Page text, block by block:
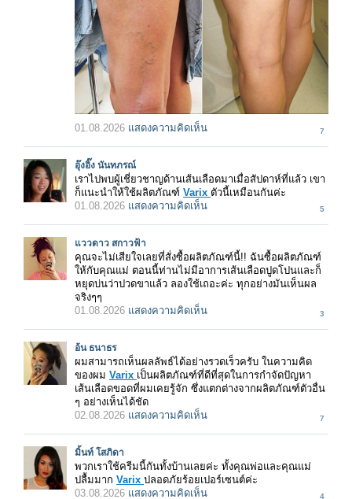
01.08.2026 แสดงความคิดเห็น 7
อุ๊งอิ๊ง นันทภรณ์
เราไปพบผู้เชี่ยวชาญด้านเส้นเลือดมาเมื่อสัปดาห์ที่แล้ว เขา
ก็แนะนำให้ใช้ผลิตภัณฑ์ Varix ตัวนี้เหมือนกันค่ะ
01.08.2026 แสดงความคิดเห็น 5
แววดาว สกาวฟ้า
คุณจะไม่เสียใจเลยที่สั่งซื้อผลิตภัณฑ์นี้!! ฉันซื้อผลิตภัณฑ์
ให้กับคุณแม่ ตอนนี้ท่านไม่มีอาการเส้นเลือดปูดโปนและก็
หยุดบ่นว่าปวดขาแล้ว ลองใช้เถอะค่ะ ทุกอย่างมันเห็นผล
จริงๆๆ
01.08.2026 แสดงความคิดเห็น 3
อ้น ธนาธร
ผมสามารถเห็นผลลัพธ์ได้อย่างรวดเร็วครับ ในความคิด
ของผม Varix เป็นผลิตภัณฑ์ที่ดีที่สุดในการกำจัดปัญหา
เส้นเลือดขอดที่ผมเคยรู้จัก ซึ่งแตกต่างจากผลิตภัณฑ์ตัวอื่น
ๆ อย่างเห็นได้ชัด
02.08.2026 แสดงความคิดเห็น 7
มิ้นท์ โสภิดา
พวกเราใช้ครีมนี้กันทั้งบ้านเลยค่ะ ทั้งคุณพ่อและคุณแม่
ปลื้มมาก Varix ปลอดภัยร้อยเปอร์เซนต์ค่ะ
03.08.2026 แสดงความคิดเห็น 4